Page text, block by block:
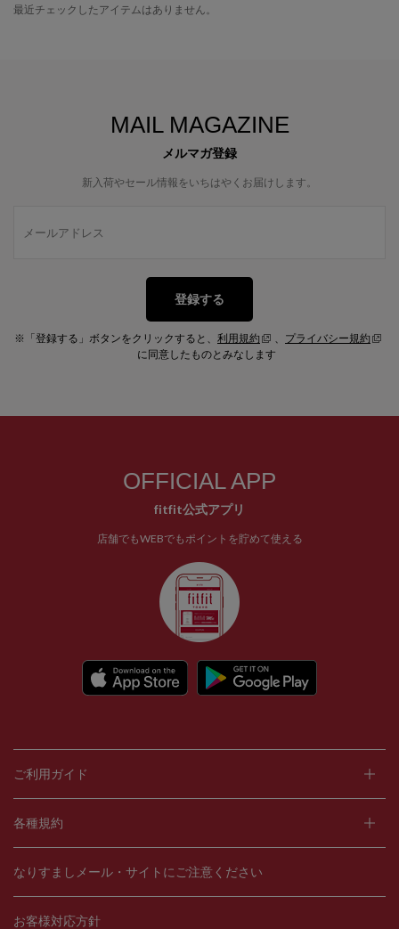
最近チェックしたアイテムはありません。
MAIL MAGAZINE
メルマガ登録
新入荷やセール情報をいちはやくお届けします。
登録する
※「登録する」ボタンをクリックすると、 利用規約 、 プライバシー規約
に同意したものとみなします
OFFICIAL APP
fitfit公式アプリ
店舗でもWEBでもポイントを貯めて使える
ご利用ガイド
各種規約
なりすましメール・サイトにご注意ください
お客様対応方針